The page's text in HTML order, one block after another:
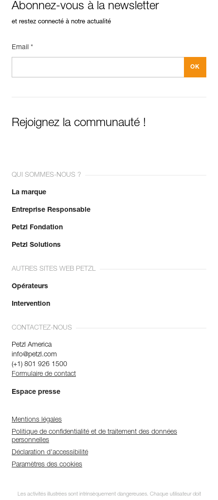
Abonnez-vous à la newsletter
et restez connecté à notre actualité
Email *
Rejoignez la communauté !
QUI SOMMES-NOUS ?
La marque
Entreprise Responsable
Petzl Fondation
Petzl Solutions
AUTRES SITES WEB PETZL
Opérateurs
Intervention
CONTACTEZ-NOUS
Petzl America
info@petzl.com
(+1) 801 926 1500
Formulaire de contact
Espace presse
Mentions légales
Politique de confidentialité et de traitement des données
personnelles
Déclaration d'accessibilité
Paramètres des cookies
Les activités illustrées sont intrinsèquement dangereuses. Chaque utilisateur doit